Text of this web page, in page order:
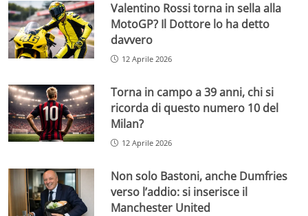
Valentino Rossi torna in sella alla
MotoGP? Il Dottore lo ha detto
davvero
12 Aprile 2026
Torna in campo a 39 anni, chi si
ricorda di questo numero 10 del
Milan?
12 Aprile 2026
Non solo Bastoni, anche Dumfries
verso l’addio: si inserisce il
Manchester United